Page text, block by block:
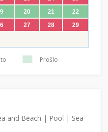
20 21
22
27 28
29
Prošlo
and Beach | Pool | Sea-